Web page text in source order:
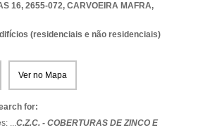
16, 2655-072, CARVOEIRA MAFRA,
(residenciais e não residenciais)
Ver no Mapa
for:
...C.Z.C. - COBERTURAS DE ZINCO E